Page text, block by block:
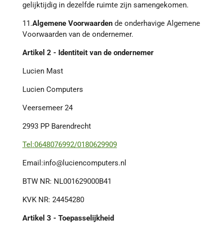
gelijktijdig in dezelfde ruimte zijn samengekomen.
11.Algemene Voorwaardende onderhavige Algemene
Voorwaarden van de ondernemer.
Artikel 2 - Identiteit van de ondernemer
Lucien Mast
Lucien Computers
Veersemeer 24
2993 PP Barendrecht
Tel:0648076992/0180629909
Email:info@luciencomputers.nl
BTW NR: NL001629000B41
KVK NR: 24454280
Artikel 3 - Toepasselijkheid